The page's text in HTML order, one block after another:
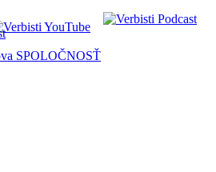
SPOLOČNOSŤ